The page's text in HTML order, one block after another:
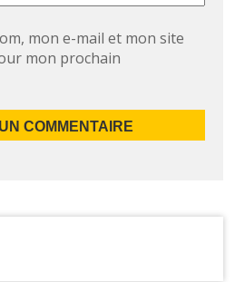
mon e-mail et mon site
mon prochain